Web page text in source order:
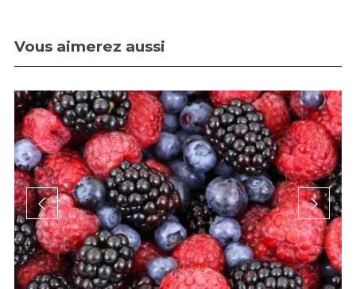
Vous aimerez aussi